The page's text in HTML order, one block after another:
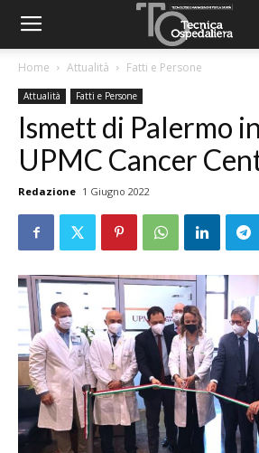
Home Attualità Fatti e Persone
Attualità Fatti e Persone
Ismett di Palermo
UPMC Cancer
Redazione 1 Giugno 2022